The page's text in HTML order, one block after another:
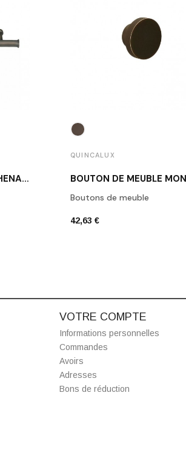
POIGNÉE DE MEUBLE ATHENA BRONZE MAT
QUINCALUX
Boutons de meuble
42,63 €
VOTRE COMPTE
Informations personnelles
Commandes
Avoirs
Adresses
Bons de réduction